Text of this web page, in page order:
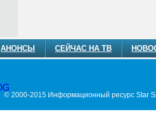
АНОНСЫ СЕЙЧАС НА ТВ
© 2000-2015 Информационный ресурс Star